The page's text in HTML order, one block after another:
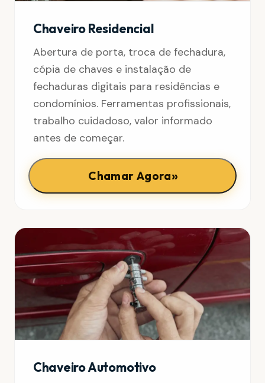
Chaveiro Residencial
Abertura de porta, troca de fechadura,
cópia de chaves e instalação de
fechaduras digitais para residências e
condomínios. Ferramentas profissionais,
trabalho cuidadoso, valor informado
antes de começar.
Chamar Agora»
Chaveiro Automotivo